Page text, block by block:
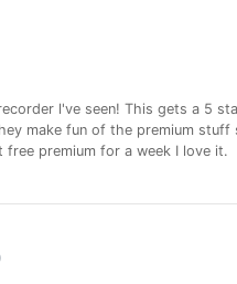
l've seen! This gets a 5
make fun of the premium stuff
free premium for a week I love it.